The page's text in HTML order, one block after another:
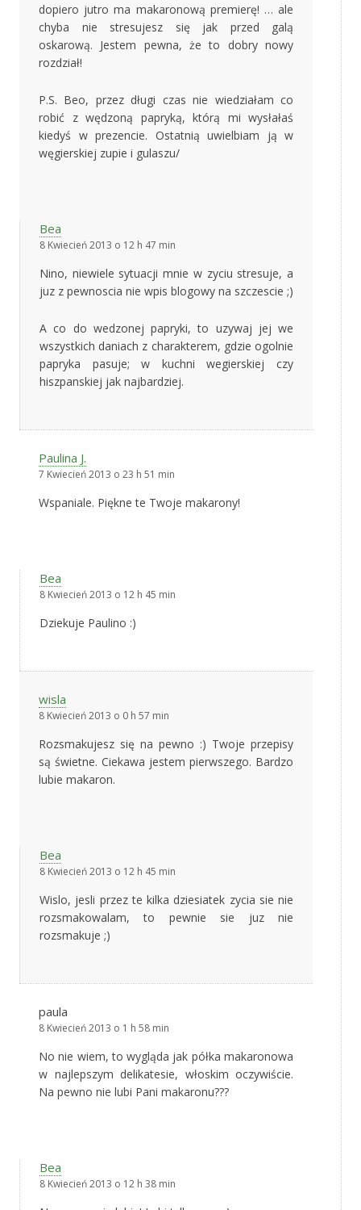
dopiero jutro ma makaronową premierę! … ale
chyba nie stresujesz się jak przed galą
oskarową. Jestem pewna, że to dobry nowy
rozdział!
P.S. Beo, przez długi czas nie wiedziałam co
robić z wędzoną papryką, którą mi wysłałaś
kiedyś w prezencie. Ostatnią uwielbiam ją w
węgierskiej zupie i gulaszu/
Bea
8 Kwiecień 2013 o 12 h 47 min
Nino, niewiele sytuacji mnie w zyciu stresuje, a
juz z pewnoscia nie wpis blogowy na szczescie ;)
A co do wedzonej papryki, to uzywaj jej we
wszystkich daniach z charakterem, gdzie ogolnie
papryka pasuje; w kuchni wegierskiej czy
hiszpanskiej jak najbardziej.
Paulina J.
7 Kwiecień 2013 o 23 h 51 min
Wspaniale. Piękne te Twoje makarony!
Bea
8 Kwiecień 2013 o 12 h 45 min
Dziekuje Paulino :)
wisla
8 Kwiecień 2013 o 0 h 57 min
Rozsmakujesz się na pewno :) Twoje przepisy
są świetne. Ciekawa jestem pierwszego. Bardzo
lubie makaron.
Bea
8 Kwiecień 2013 o 12 h 45 min
Wislo, jesli przez te kilka dziesiatek zycia sie nie
rozsmakowalam, to pewnie sie juz nie
rozsmakuje ;)
paula
8 Kwiecień 2013 o 1 h 58 min
No nie wiem, to wygląda jak półka makaronowa
w najlepszym delikatesie, włoskim oczywiście.
Na pewno nie lubi Pani makaronu???
Bea
8 Kwiecień 2013 o 12 h 38 min